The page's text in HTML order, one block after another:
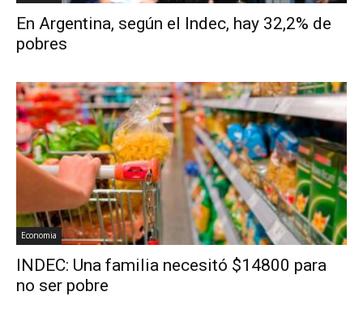
En Argentina, según el Indec, hay 32,2% de
pobres
Economia
INDEC: Una familia necesitó $14800 para
no ser pobre